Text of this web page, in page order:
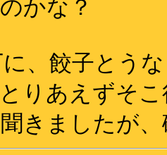
かな？
、餃子とう
りあえずそ
きましたが